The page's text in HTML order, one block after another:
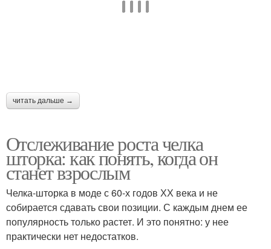
читать дальше →
Отслеживание роста челка
шторка: как понять, когда он
станет взрослым
Челка-шторка в моде с 60-х годов ХХ века и не
собирается сдавать свои позиции. С каждым днем ее
популярность только растет. И это понятно: у нее
практически нет недостатков.